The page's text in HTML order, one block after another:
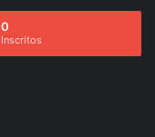
0
Inscritos